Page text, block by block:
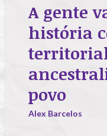
A gente
história
povo
Alex Barcelos